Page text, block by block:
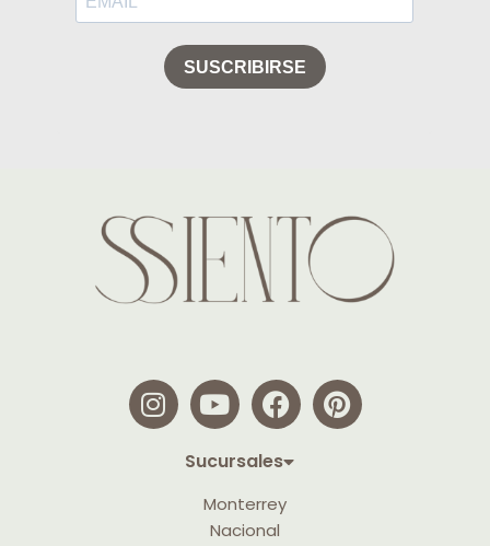
Sucursales
Monterrey
Nacional